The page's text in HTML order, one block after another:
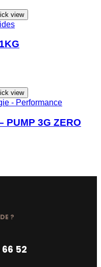
view
view
- Performance
PUMP 3G ZERO
?
52